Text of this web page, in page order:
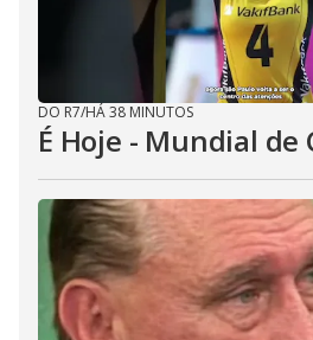
DO R7/HÁ 38 MINUTOS
É Hoje - Mundial de